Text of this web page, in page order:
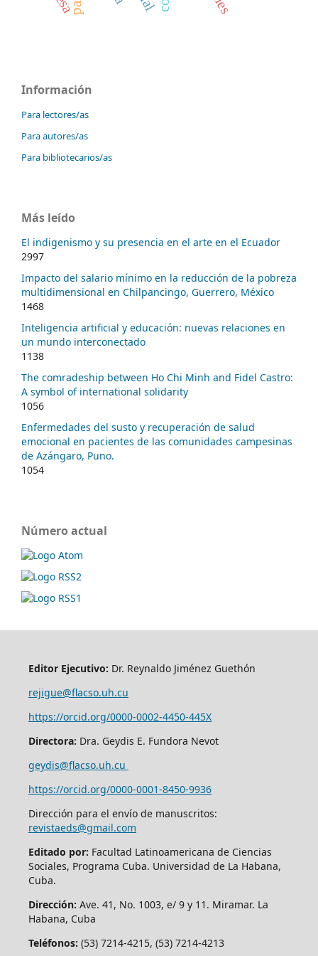
Información
Para lectores/as
Para autores/as
Para bibliotecarios/as
Más leído
El indigenismo y su presencia en el arte en el Ecuador
2997
Impacto del salario mínimo en la reducción de la pobreza
multidimensional en Chilpancingo, Guerrero, México
1468
Inteligencia artificial y educación: nuevas relaciones en
un mundo interconectado
1138
The comradeship between Ho Chi Minh and Fidel Castro:
A symbol of international solidarity
1056
Enfermedades del susto y recuperación de salud
emocional en pacientes de las comunidades campesinas
de Azángaro, Puno.
1054
Número actual
Editor Ejecutivo: Dr. Reynaldo Jiménez Guethón
rejigue@flacso.uh.cu
https://orcid.org/0000-0002-4450-445X
Directora: Dra. Geydis E. Fundora Nevot
geydis@flacso.uh.cu
https://orcid.org/0000-0001-8450-9936
Dirección para el envío de manuscritos:
revistaeds@gmail.com
Editado por: Facultad Latinoamericana de Ciencias
Sociales, Programa Cuba. Universidad de La Habana,
Cuba.
Dirección: Ave. 41, No. 1003, e/ 9 y 11. Miramar. La
Habana, Cuba
Teléfonos: (53) 7214-4215, (53) 7214-4213